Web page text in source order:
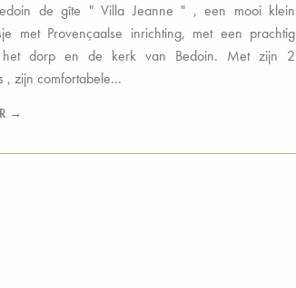
de gîte " Villa Jeanne " , een mooi klein
met Provençaalse inrichting, met een prachtig
het dorp en de kerk van Bedoin. Met zijn 2
, zijn comfortabele...
→